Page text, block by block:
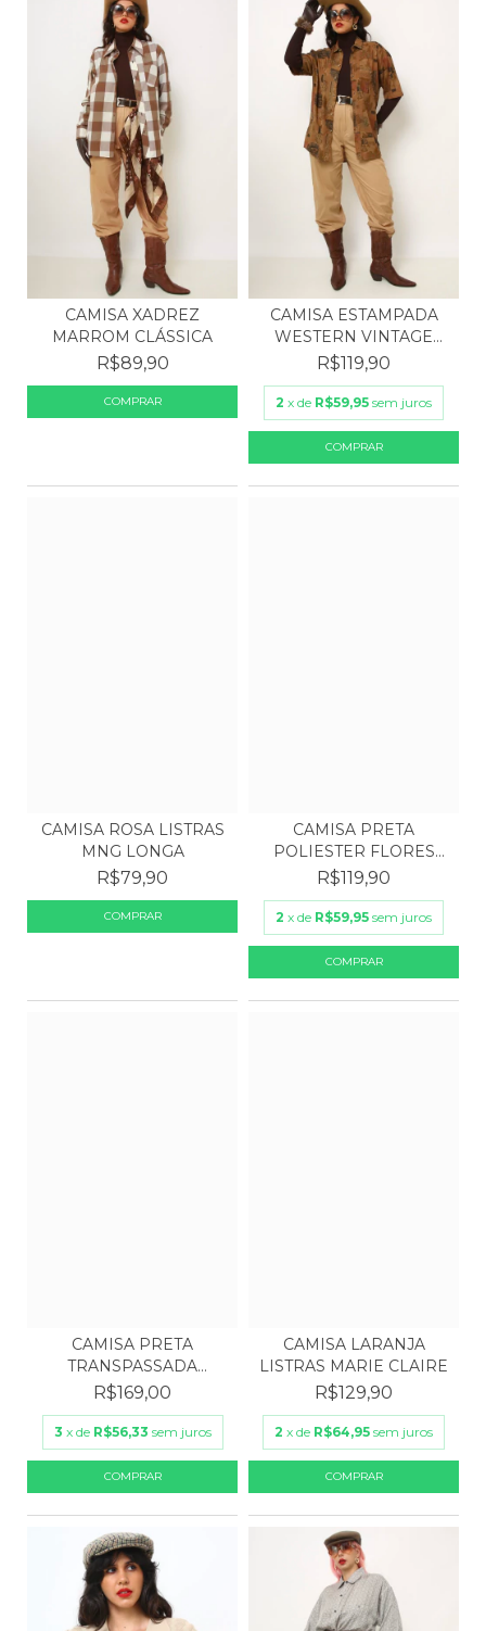
CAMISA XADREZ
MARROM CLÁSSICA
R$89,90
CAMISA ESTAMPADA
WESTERN VINTAGE
VISCOSE
R$119,90
2 x de R$59,95 sem juros
CAMISA ROSA LISTRAS
MNG LONGA
R$79,90
CAMISA PRETA
POLIESTER FLORES
PRETA E RO...
R$119,90
2 x de R$59,95 sem juros
CAMISA PRETA
TRANSPASSADA
ACETINADA LAÇO
R$169,00
3 x de R$56,33 sem juros
CAMISA LARANJA
LISTRAS MARIE CLAIRE
R$129,90
2 x de R$64,95 sem juros